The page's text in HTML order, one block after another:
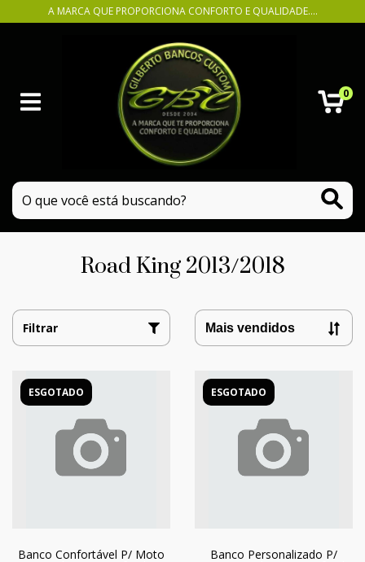
A MARCA QUE PROPORCIONA CONFORTO E QUALIDADE....
0
Road King 2013/2018
Filtrar
ESGOTADO
Banco Confortável P/ Moto
ESGOTADO
Banco Personalizado P/